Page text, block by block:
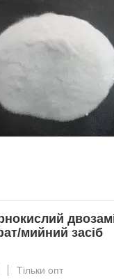
мийний засіб
Тільки опт